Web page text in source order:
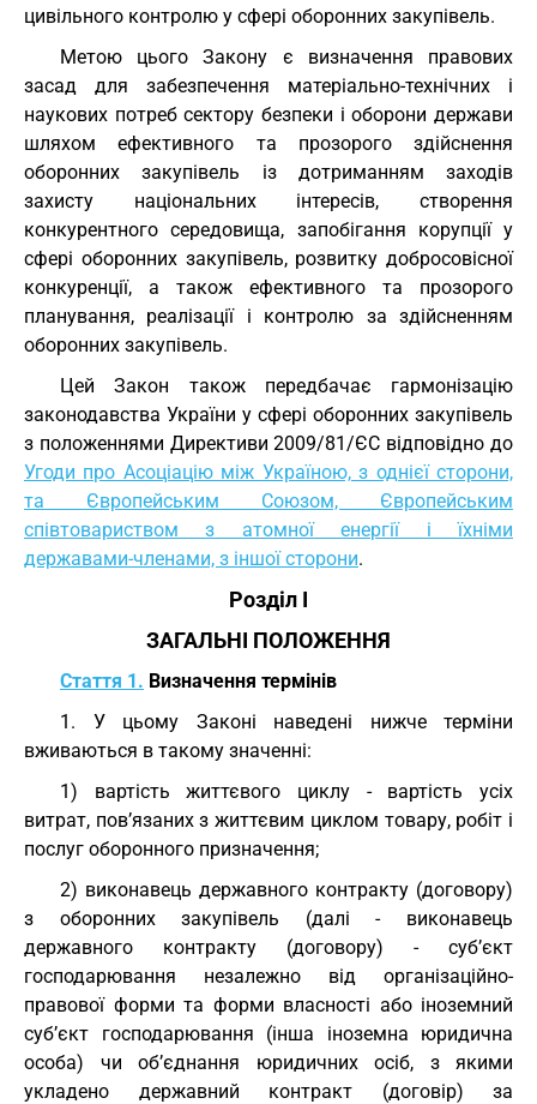
цивільного контролю у сфері оборонних закупівель.
Метою цього Закону є визначення правових
засад для забезпечення матеріально-технічних і
наукових потреб сектору безпеки і оборони держави
шляхом ефективного та прозорого здійснення
оборонних закупівель із дотриманням заходів
захисту національних інтересів, створення
конкурентного середовища, запобігання корупції у
сфері оборонних закупівель, розвитку добросовісної
конкуренції, а також ефективного та прозорого
планування, реалізації і контролю за здійсненням
оборонних закупівель.
Цей Закон також передбачає гармонізацію
законодавства України у сфері оборонних закупівель
з положеннями Директиви 2009/81/ЄС відповідно до
Угоди про Асоціацію між Україною, з однієї сторони,
та Європейським Союзом, Європейським
співтовариством з атомної енергії і їхніми
державами-членами, з іншої сторони.
Розділ I
ЗАГАЛЬНІ ПОЛОЖЕННЯ
Стаття 1. Визначення термінів
1. У цьому Законі наведені нижче терміни
вживаються в такому значенні:
1) вартість життєвого циклу - вартість усіх
витрат, пов’язаних з життєвим циклом товару, робіт і
послуг оборонного призначення;
2) виконавець державного контракту (договору)
з оборонних закупівель (далі - виконавець
державного контракту (договору) - суб’єкт
господарювання незалежно від організаційно-
правової форми та форми власності або іноземний
суб’єкт господарювання (інша іноземна юридична
особа) чи об’єднання юридичних осіб, з якими
укладено державний контракт (договір) за